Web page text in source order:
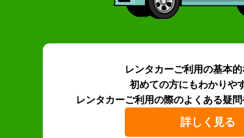
レンタカーご利用の基本
初めての方にもわかりや
レンタカーご利用の際のよくある疑問
詳しく見る